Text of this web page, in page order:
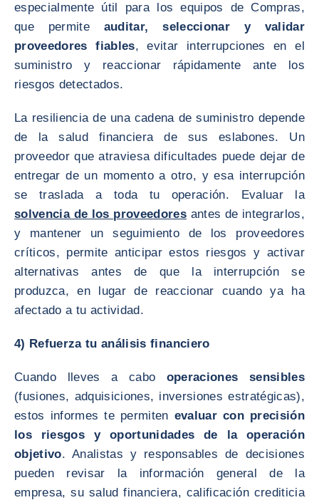
especialmente útil para los equipos de Compras,
que permite auditar, seleccionar y validar
proveedores fiables, evitar interrupciones en el
suministro y reaccionar rápidamente ante los
riesgos detectados.
La resiliencia de una cadena de suministro depende
de la salud financiera de sus eslabones. Un
proveedor que atraviesa dificultades puede dejar de
entregar de un momento a otro, y esa interrupción
se traslada a toda tu operación. Evaluar la
solvencia de los proveedores antes de integrarlos,
y mantener un seguimiento de los proveedores
críticos, permite anticipar estos riesgos y activar
alternativas antes de que la interrupción se
produzca, en lugar de reaccionar cuando ya ha
afectado a tu actividad.
4) Refuerza tu análisis financiero
Cuando lleves a cabo operaciones sensibles
(fusiones, adquisiciones, inversiones estratégicas),
estos informes te permiten evaluar con precisión
los riesgos y oportunidades de la operación
objetivo. Analistas y responsables de decisiones
pueden revisar la información general de la
empresa, su salud financiera, calificación crediticia